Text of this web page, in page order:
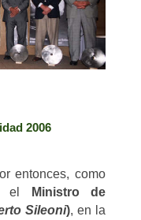
2006
entonces, como
el
Ministro de
Sileoni), en la